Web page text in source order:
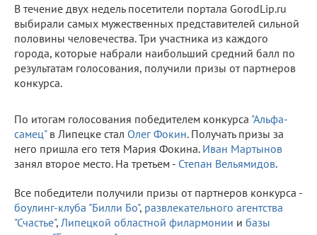
В течение двух недель посетители портала GorodLip.ru
выбирали самых мужественных представителей сильной
половины человечества. Три участника из каждого
города, которые набрали наибольший средний балл по
результатам голосования, получили призы от партнеров
конкурса.
По итогам голосования победителем конкурса "Альфа-
самец"в Липецке стал Олег Фокин. Получать призы за
него пришла его тетя Мария Фокина. Иван Мартынов
занял второе место. На третьем - Степан Вельямидов.
Все победители получили призы от партнеров конкурса -
боулинг-клуба "Билли Бо", развлекательного агентства
"Счастье", Липецкой областной филармонии и базы